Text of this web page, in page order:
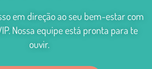
em direção ao seu bem-estar com
Nossa equipe está pronta para te
ouvir.